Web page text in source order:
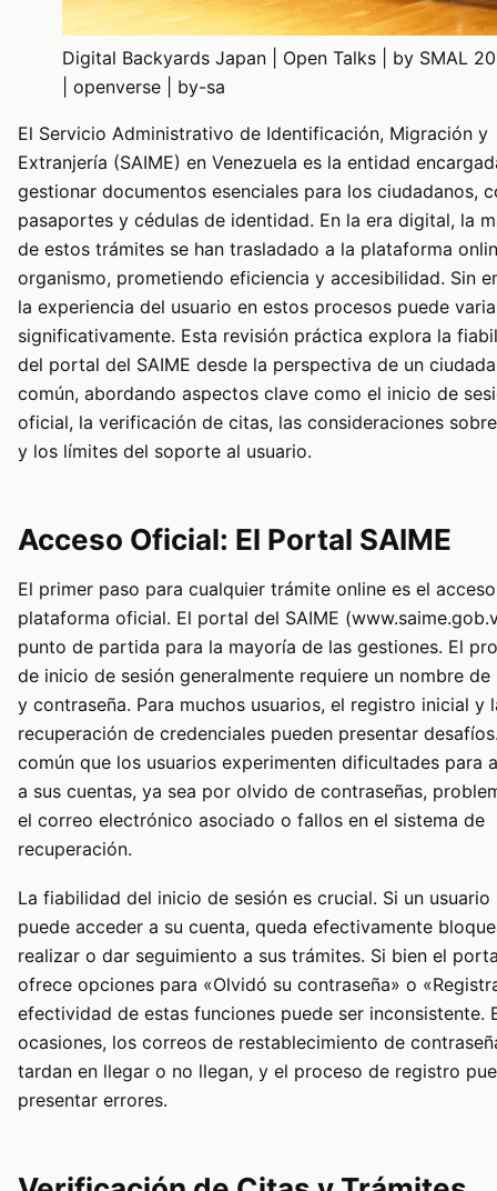
Digital Backyards Japan | Open Talks | by SMAL
| openverse | by-sa
El Servicio Administrativo de Identificación, Migración y
Extranjería (SAIME) en Venezuela es la entidad
gestionar documentos esenciales para los ciudadanos,
pasaportes y cédulas de identidad. En la era digital, la
de estos trámites se han trasladado a la plataforma
organismo, prometiendo eficiencia y accesibilidad. Sin
la experiencia del usuario en estos procesos puede
significativamente. Esta revisión práctica explora la
del portal del SAIME desde la perspectiva de un
común, abordando aspectos clave como el inicio de
oficial, la verificación de citas, las consideraciones
y los límites del soporte al usuario.
Acceso Oficial: El Portal SAIME
El primer paso para cualquier trámite online es el
plataforma oficial. El portal del SAIME
punto de partida para la mayoría de las gestiones. El
de inicio de sesión generalmente requiere un nombre de
y contraseña. Para muchos usuarios, el registro inicial y
recuperación de credenciales pueden presentar
común que los usuarios experimenten dificultades para
a sus cuentas, ya sea por olvido de contraseñas,
el correo electrónico asociado o fallos en el sistema de
recuperación.
La fiabilidad del inicio de sesión es crucial. Si un usuario
puede acceder a su cuenta, queda efectivamente
realizar o dar seguimiento a sus trámites. Si bien el
ofrece opciones para «Olvidó su contraseña» o
efectividad de estas funciones puede ser inconsistente.
ocasiones, los correos de restablecimiento de
tardan en llegar o no llegan, y el proceso de registro
presentar errores.